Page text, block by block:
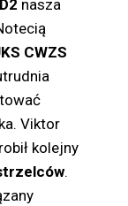
nasza
CWZS
Viktor
kolejny
.